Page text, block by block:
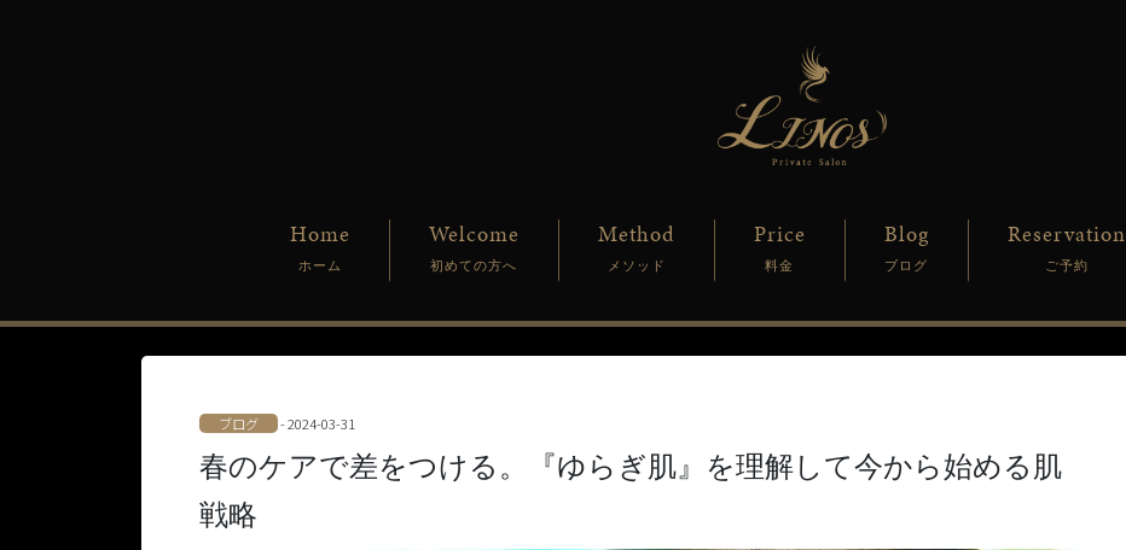
Home
ホーム
Welcome
初めての方へ
Method
メソッド
Price
料金
Blog
ブログ
Reservation
ご予約
ブログ - 2024-03-31
春のケアで差をつける。『ゆらぎ肌』を理解して今から始める肌
戦略